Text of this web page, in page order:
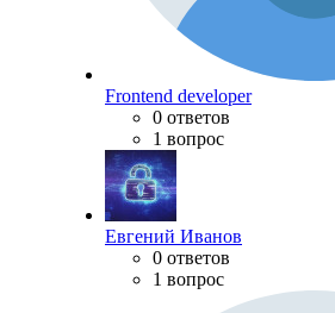
Frontend developer
0 ответов
1 вопрос
Евгений Иванов
0 ответов
1 вопрос